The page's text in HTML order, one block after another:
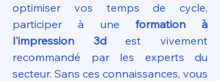
optimiser vos temps de cycle,
participer à une formation à
l'impression 3d est vivement
recommandé par les experts du
secteur. Sans ces connaissances, vous